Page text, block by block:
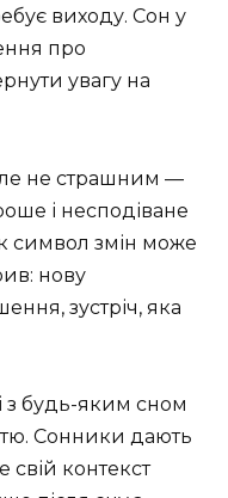
виходу. Сон у
про
увагу на
не страшним —
і несподіване
символ змін може
нову
зустріч, яка
з будь-яким сном
Сонники дають
свій контекст